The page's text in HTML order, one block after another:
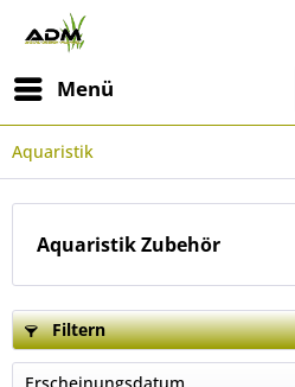
Menü
Aquaristik
Aquaristik Zubehör
Filtern